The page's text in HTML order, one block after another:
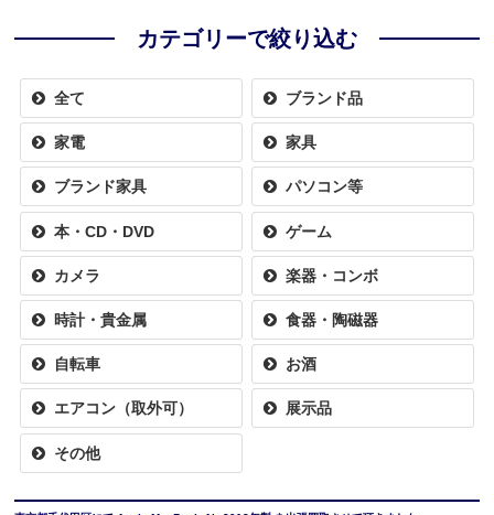
カテゴリーで絞り込む
全て ブランド品
家電 家具
ブランド家具 パソコン等
本・CD・DVD ゲーム
カメラ 楽器・コンボ
時計・貴金属 食器・陶磁器
自転車 お酒
エアコン（取外可） 展示品
その他